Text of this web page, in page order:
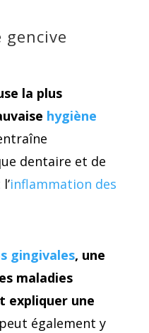
la plus
hygiène
dentaire et de
inflammation des
gingivales, une
maladies
expliquer une
peut également y